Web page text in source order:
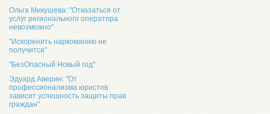
Ольга Микушева: "Отказаться от
услуг регионального оператора
невозможно"
"Искоренить наркоманию не
получится"
"БезОпасный Новый год"
Эдуард Аверин: "От
профессионализма юристов
зависит успешность защиты прав
граждан"